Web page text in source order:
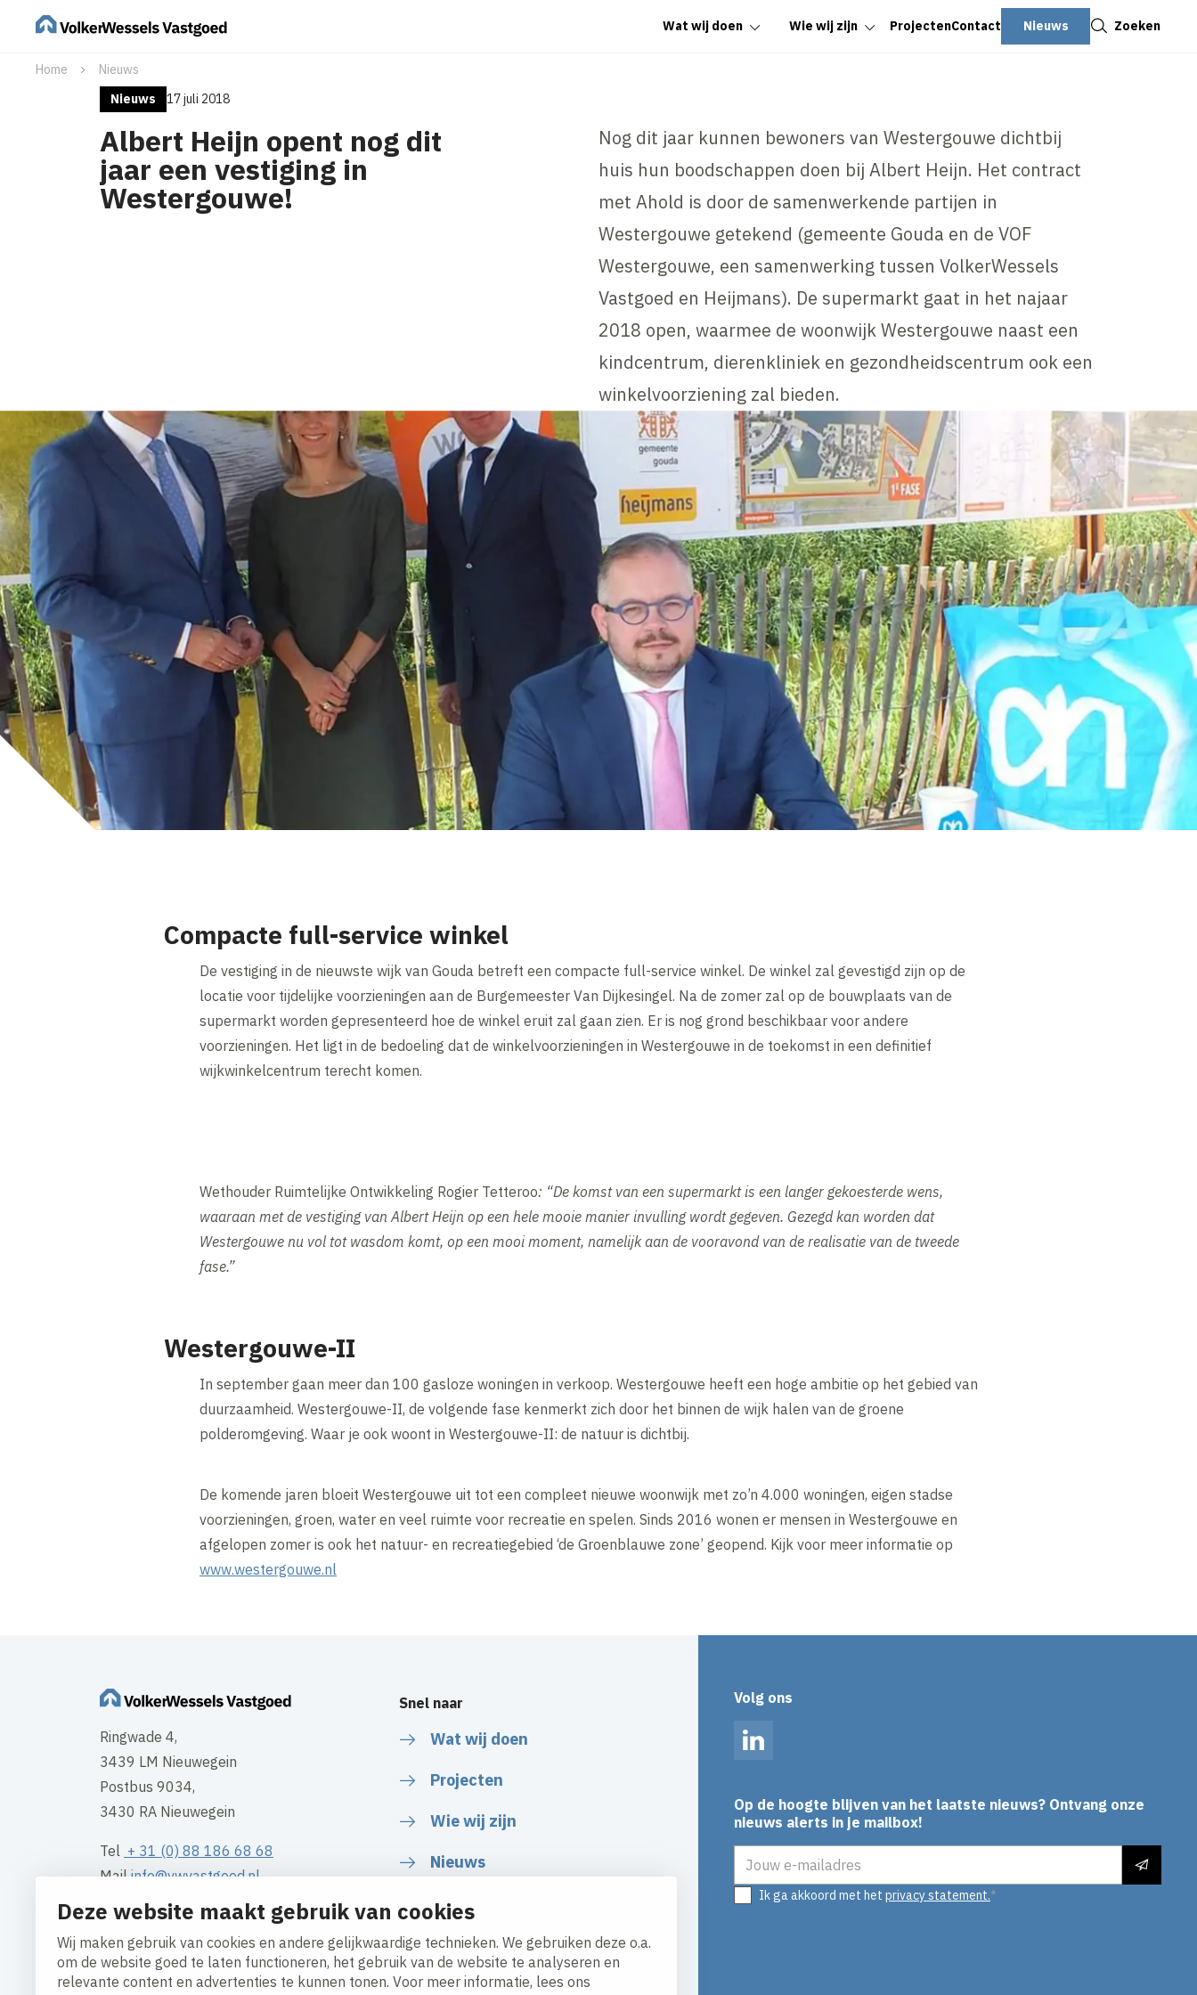
Deze website maakt gebruik van cookies
Wij maken gebruik van cookies en andere gelijkwaardige technieken. We gebruiken deze o.a.
om de website goed te laten functioneren, het gebruik van de website te analyseren en
relevante content en advertenties te kunnen tonen. Voor meer informatie, lees ons
Wat wij doen Wie wij zijn ProjectenContact Nieuws Zoeken
Home
Nieuws
Nieuws
17 juli 2018
Albert Heijn opent nog dit
jaar een vestiging in
Westergouwe!
Nog dit jaar kunnen bewoners van Westergouwe dichtbij
huis hun boodschappen doen bij Albert Heijn. Het contract
met Ahold is door de samenwerkende partijen in
Westergouwe getekend (gemeente Gouda en de VOF
Westergouwe, een samenwerking tussen VolkerWessels
Vastgoed en Heijmans). De supermarkt gaat in het najaar
2018 open, waarmee de woonwijk Westergouwe naast een
kindcentrum, dierenkliniek en gezondheidscentrum ook een
winkelvoorziening zal bieden.
Compacte full-service winkel
De vestiging in de nieuwste wijk van Gouda betreft een compacte full-service winkel. De winkel zal gevestigd zijn op de
locatie voor tijdelijke voorzieningen aan de Burgemeester Van Dijkesingel. Na de zomer zal op de bouwplaats van de
supermarkt worden gepresenteerd hoe de winkel eruit zal gaan zien. Er is nog grond beschikbaar voor andere
voorzieningen. Het ligt in de bedoeling dat de winkelvoorzieningen in Westergouwe in de toekomst in een definitief
wijkwinkelcentrum terecht komen.
Wethouder Ruimtelijke Ontwikkeling Rogier Tetteroo: “De komst van een supermarkt is een langer gekoesterde wens,
waaraan met de vestiging van Albert Heijn op een hele mooie manier invulling wordt gegeven. Gezegd kan worden dat
Westergouwe nu vol tot wasdom komt, op een mooi moment, namelijk aan de vooravond van de realisatie van de tweede
fase.”
Westergouwe-II
In september gaan meer dan 100 gasloze woningen in verkoop. Westergouwe heeft een hoge ambitie op het gebied van
duurzaamheid. Westergouwe-II, de volgende fase kenmerkt zich door het binnen de wijk halen van de groene
polderomgeving. Waar je ook woont in Westergouwe-II: de natuur is dichtbij.
De komende jaren bloeit Westergouwe uit tot een compleet nieuwe woonwijk met zo’n 4.000 woningen, eigen stadse
voorzieningen, groen, water en veel ruimte voor recreatie en spelen. Sinds 2016 wonen er mensen in Westergouwe en
afgelopen zomer is ook het natuur- en recreatiegebied ‘de Groenblauwe zone’ geopend. Kijk voor meer informatie op
www.westergouwe.nl
Ringwade 4,
3439 LM Nieuwegein
Postbus 9034,
3430 RA Nieuwegein
Tel + 31 (0) 88 186 68 68
Mailinfo@vwvastgoed.nl
Contact
Snel naar
Wat wij doen
Projecten
Wie wij zijn
Nieuws
Volg ons
LinkedIn
Op de hoogte blijven van het laatste nieuws? Ontvang onze
nieuws alerts in je mailbox!
Ik ga akkoord met het privacy statement.
Sluiten